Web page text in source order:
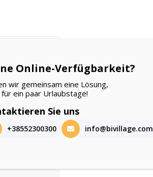
Woche
Online-Verfügbarkeit?
wir gemeinsam eine Lösung,
für ein paar Urlaubstage!
Sie uns
+38552300300 info@bivillage.com